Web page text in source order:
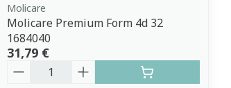
Molicare
Molicare Premium Form 4d 32
1684040
31,79 €
Quantité